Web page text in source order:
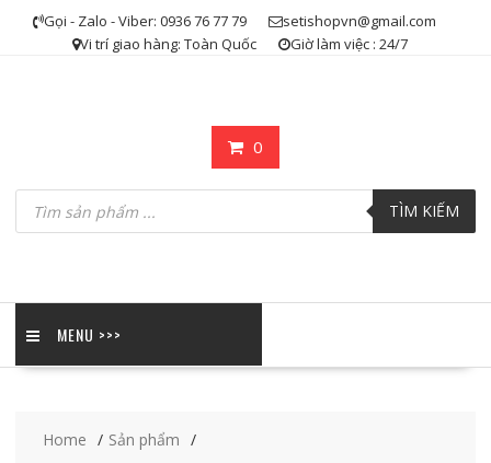
Gọi - Zalo - Viber: 0936 76 77 79
setishopvn@gmail.com
Vi trí giao hàng: Toàn Quốc
Giờ làm việc : 24/7
0
Tìm
kiếm
sản
TÌM KIẾM
MENU >>>
Home
Sản phẩm